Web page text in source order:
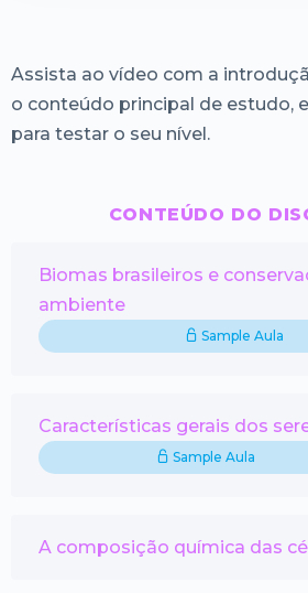
Assista ao vídeo com a
o conteúdo principal de estudo,
para testar o seu nível.
CONTEÚDO DO
Biomas brasileiros e
ambiente
Sample Aula
Características gerais dos
Sample Aula
A composição química das